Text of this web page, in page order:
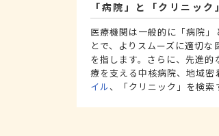
「病院」と「クリニッ
医療機関は一般的に「病院
とで、よりスムーズに適切
を指します。さらに、先進
療を支える中核病院、地域密
イル、「クリニック」を検索